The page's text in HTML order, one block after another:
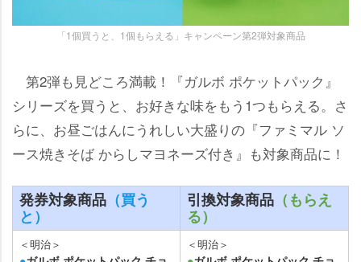
「1個買うと、1個もらえる」キャンペーン第2弾対象商品
第2弾も見どころ満載！『ガルボ ポケットパック』
シリーズを買うと、お好きな味をもう1つもらえる。さ
らに、お昼ごはんにうれしい大盛りの『ファミマル ソ
ース焼きそば からしマヨネーズ付き』も対象商品に！
発券対象商品 （買う
と）
引換対象商品 （もらえ
る）
＜明治＞ ＜明治＞